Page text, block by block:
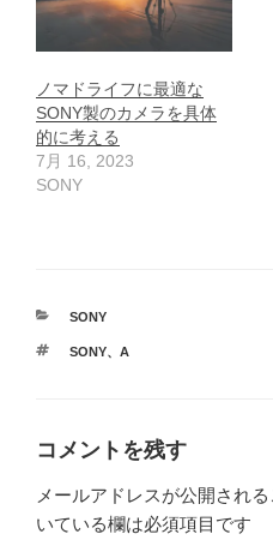
ノマドライフに最適な
SONY製のカメラを具体
的に考える
7月 16, 2023
SONY
カ
ゴ
SONY
タ
SONY、 Α
コメントを残す
メールアドレスが公開される
いている欄は必須項目です